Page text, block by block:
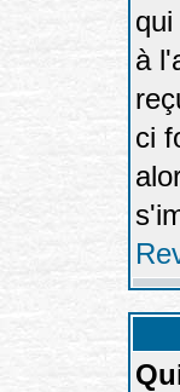
à
ci